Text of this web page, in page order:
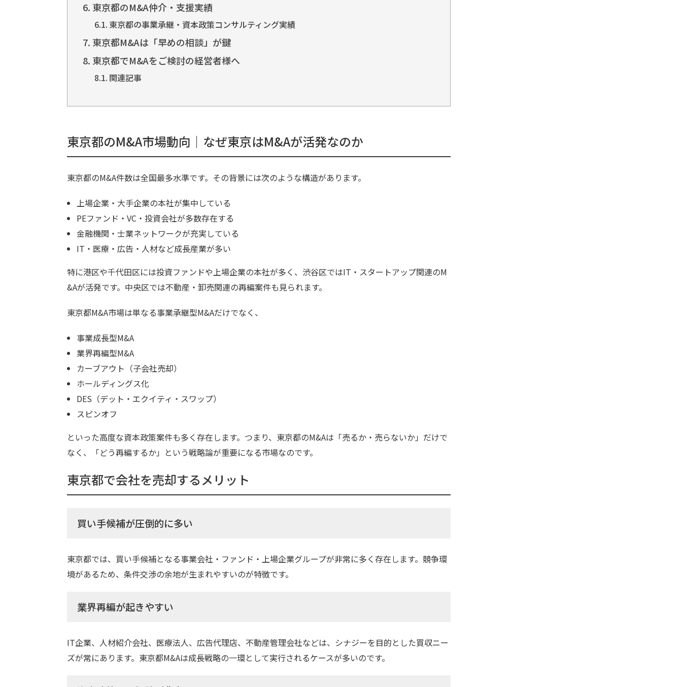
東京都のM&A仲介・支援実績
東京都の事業承継・資本政策コンサルティング実績
東京都M&Aは「早めの相談」が鍵
東京都でM&Aをご検討の経営者様へ
関連記事
東京都のM&A市場動向｜なぜ東京はM&Aが活発なのか
東京都のM&A件数は全国最多水準です。その背景には次のような構造があります。
上場企業・大手企業の本社が集中している
PEファンド・VC・投資会社が多数存在する
金融機関・士業ネットワークが充実している
IT・医療・広告・人材など成長産業が多い
特に港区や千代田区には投資ファンドや上場企業の本社が多く、渋谷区ではIT・スタートアップ関連のM
&Aが活発です。中央区では不動産・卸売関連の再編案件も見られます。
東京都M&A市場は単なる事業承継型M&Aだけでなく、
事業成長型M&A
業界再編型M&A
カーブアウト（子会社売却）
ホールディングス化
DES（デット・エクイティ・スワップ）
スピンオフ
といった高度な資本政策案件も多く存在します。つまり、東京都のM&Aは「売るか・売らないか」だけで
なく、「どう再編するか」という戦略論が重要になる市場なのです。
東京都で会社を売却するメリット
買い手候補が圧倒的に多い
東京都では、買い手候補となる事業会社・ファンド・上場企業グループが非常に多く存在します。競争環
境があるため、条件交渉の余地が生まれやすいのが特徴です。
業界再編が起きやすい
IT企業、人材紹介会社、医療法人、広告代理店、不動産管理会社などは、シナジーを目的とした買収ニー
ズが常にあります。東京都M&Aは成長戦略の一環として実行されるケースが多いのです。